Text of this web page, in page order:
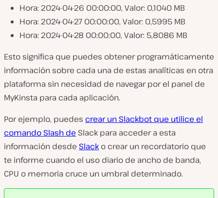
Hora: 2024-04-26 00:00:00, Valor: 0,1040 MB
Hora: 2024-04-27 00:00:00, Valor: 0,5995 MB
Hora: 2024-04-28 00:00:00, Valor: 5,8086 MB
Esto significa que puedes obtener programáticamente
información sobre cada una de estas analíticas en otra
plataforma sin necesidad de navegar por el panel de
MyKinsta para cada aplicación.
Por ejemplo, puedes crear un Slackbot que utilice el
comando Slash de Slack para acceder a esta
información desde Slack o crear un recordatorio que
te informe cuando el uso diario de ancho de banda,
CPU o memoria cruce un umbral determinado.